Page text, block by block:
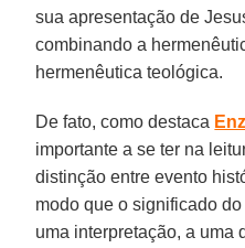
sua apresentação de
combinando a
hermenêutica teológica.
De fato, como destaca
importante a se ter na
distinção entre evento
modo que o significado
uma interpretação, a uma